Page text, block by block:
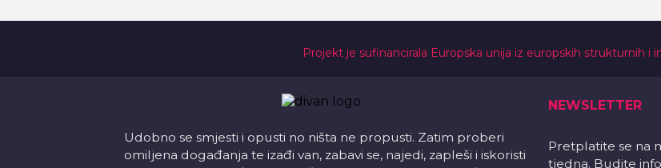
Projekt je sufinancirala Europska unija iz europskih strukturnih i
Udobno se smjesti i opusti no ništa ne propusti. Zatim proberi
omiljena događanja te izađi van, zabavi se, najedi, zapleši i iskoristi
NEWSLETTER
Pretplatite se na
tjedna. Budite